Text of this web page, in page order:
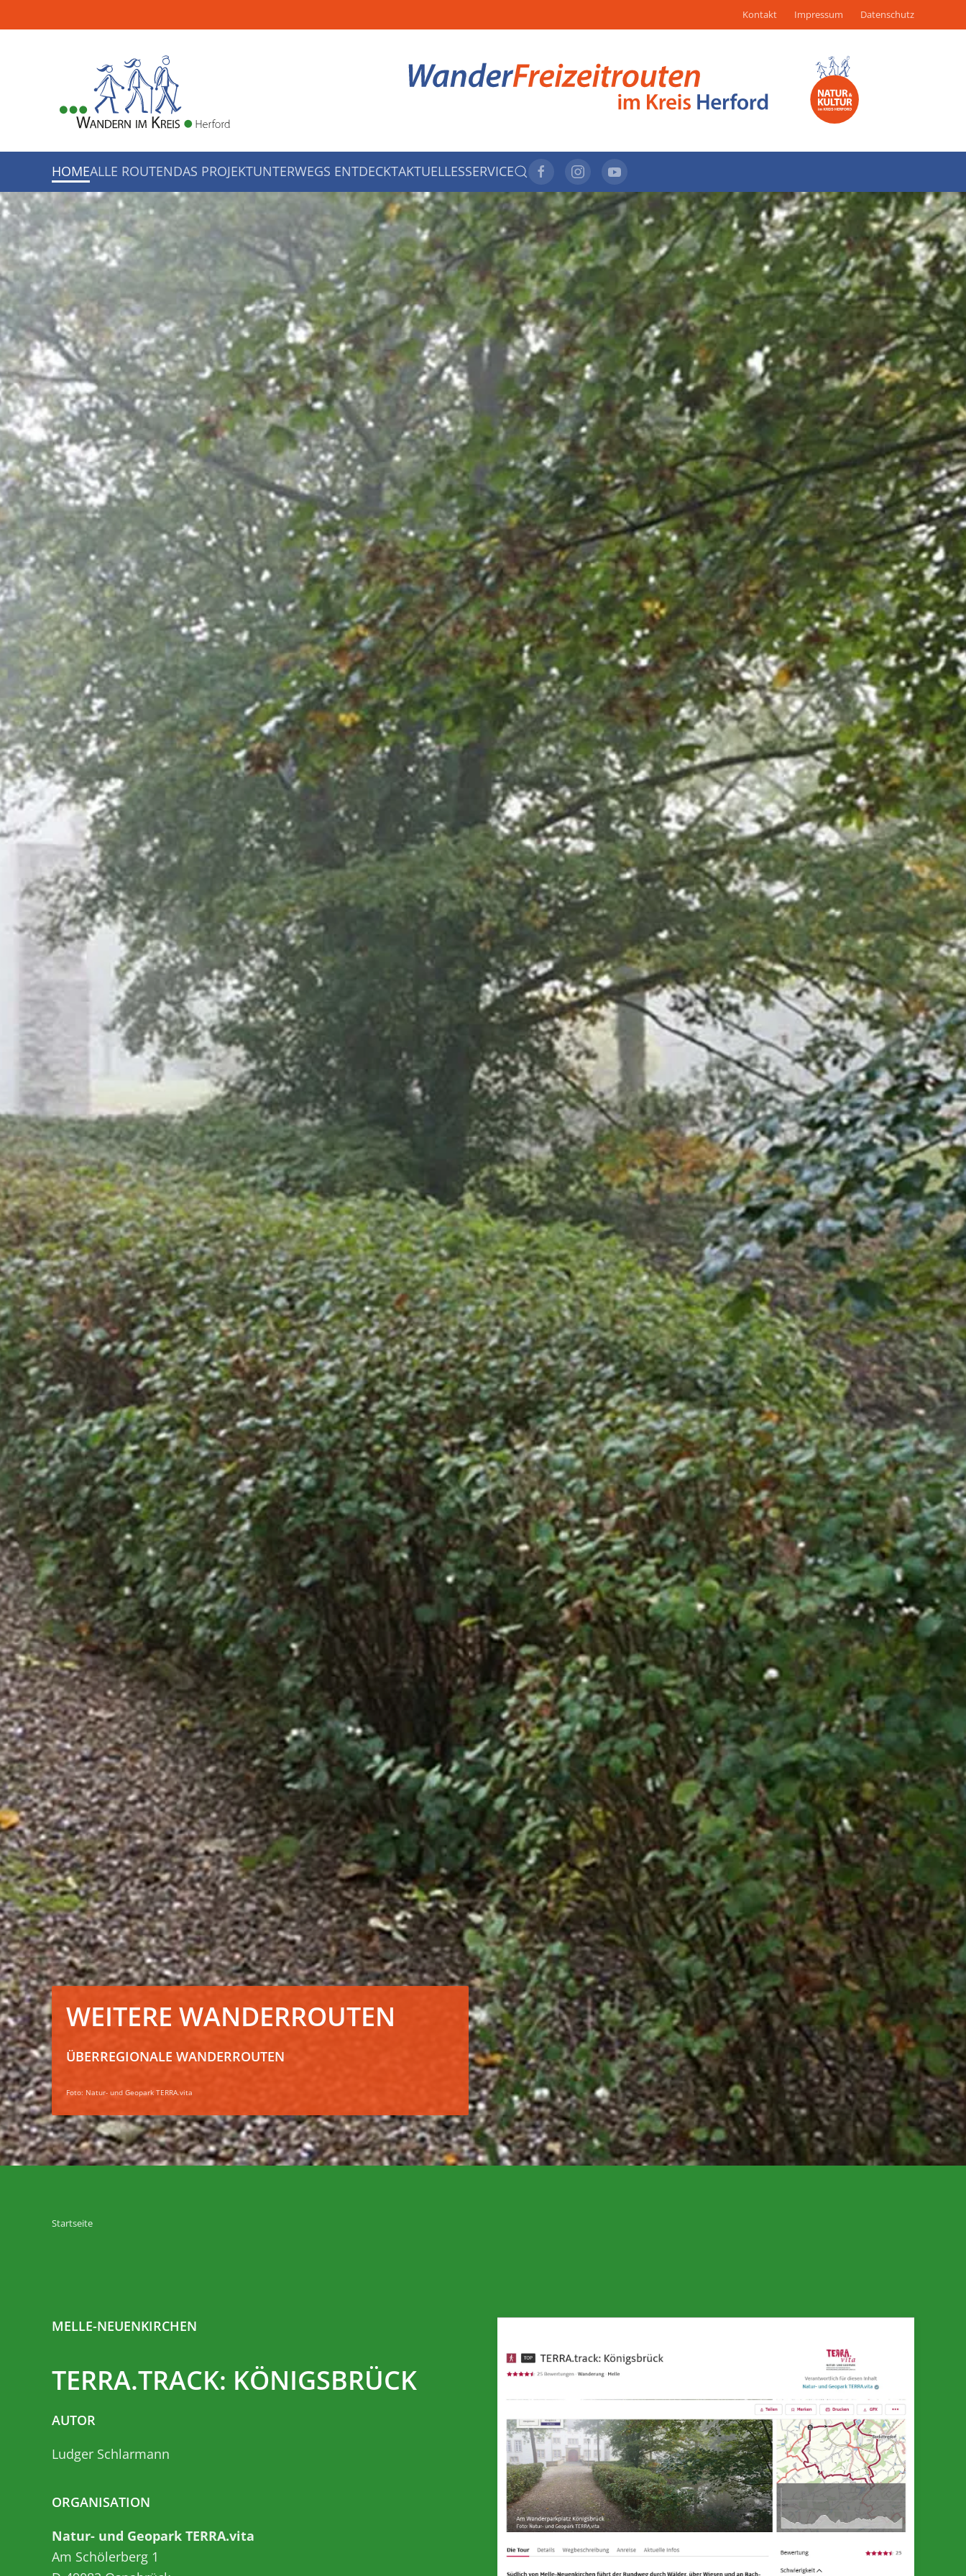
Kontakt Impressum Datenschutz
HOMEALLE ROUTENDAS PROJEKTUNTERWEGS ENTDECKTAKTUELLESSERVICE
WEITERE WANDERROUTEN
ÜBERREGIONALE WANDERROUTEN
Foto: Natur- und Geopark TERRA.vita
Startseite
MELLE-NEUENKIRCHEN
TERRA.TRACK: KÖNIGSBRÜCK
AUTOR
Ludger Schlarmann
ORGANISATION
Natur- und Geopark TERRA.vita
Am Schölerberg 1